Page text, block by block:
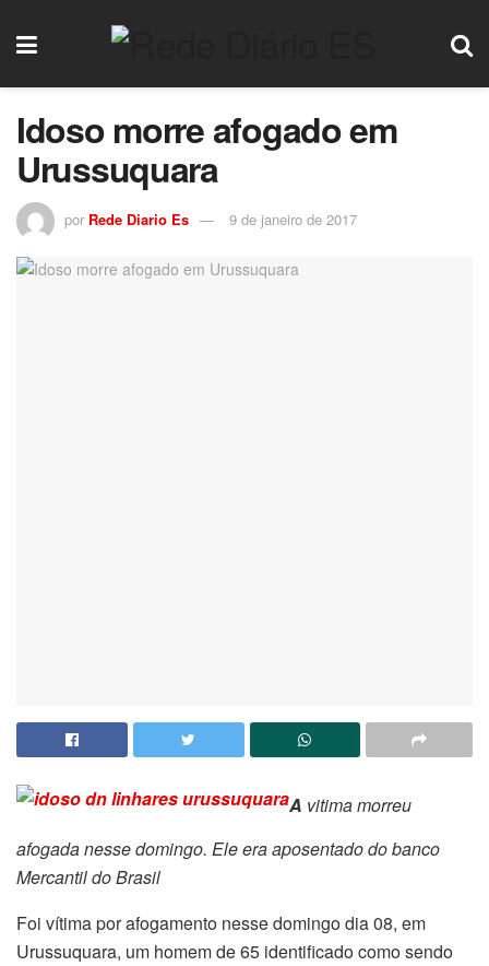
Idoso morre afogado em
Urussuquara
por Rede Diario Es 9 de janeiro de 2017
A vitima morreu
afogada nesse domingo. Ele era aposentado do banco
Mercantil do Brasil
Foi vítima por afogamento nesse domingo dia 08, em
Urussuquara, um homem de 65 identificado como sendo